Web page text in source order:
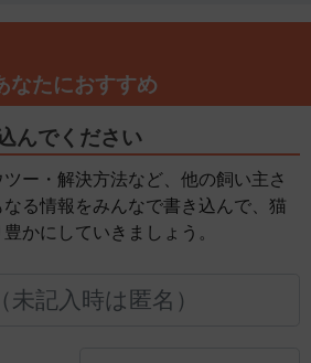
なたにおすすめ
んでください
ー・解決方法など、他の飼い主さ
る情報をみんなで書き込んで、猫
かにしていきましょう。